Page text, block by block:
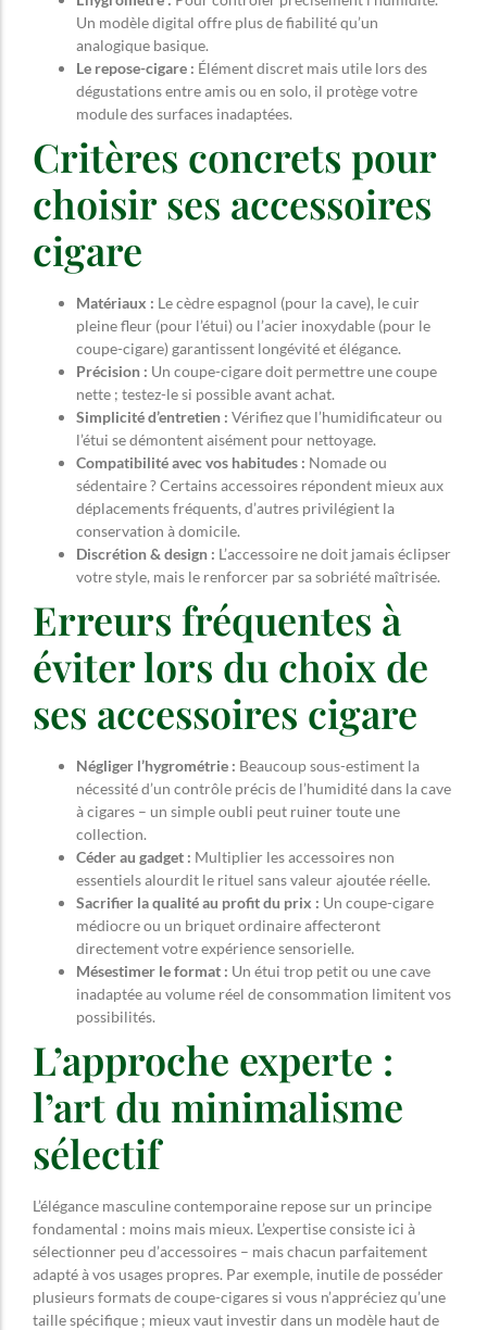
Un modèle digital offre plus de fiabilité qu’un
analogique basique.
Le repose-cigare : Élément discret mais utile lors des
dégustations entre amis ou en solo, il protège votre
module des surfaces inadaptées.
Critères concrets pour
choisir ses accessoires
cigare
Matériaux : Le cèdre espagnol (pour la cave), le cuir
pleine fleur (pour l’étui) ou l’acier inoxydable (pour le
coupe-cigare) garantissent longévité et élégance.
Précision : Un coupe-cigare doit permettre une coupe
nette ; testez-le si possible avant achat.
Simplicité d’entretien : Vérifiez que l’humidificateur ou
l’étui se démontent aisément pour nettoyage.
Compatibilité avec vos habitudes : Nomade ou
sédentaire ? Certains accessoires répondent mieux aux
déplacements fréquents, d’autres privilégient la
conservation à domicile.
Discrétion & design : L’accessoire ne doit jamais éclipser
votre style, mais le renforcer par sa sobriété maîtrisée.
Erreurs fréquentes à
éviter lors du choix de
ses accessoires cigare
Négliger l’hygrométrie : Beaucoup sous-estiment la
nécessité d’un contrôle précis de l’humidité dans la cave
à cigares – un simple oubli peut ruiner toute une
collection.
Céder au gadget : Multiplier les accessoires non
essentiels alourdit le rituel sans valeur ajoutée réelle.
Sacrifier la qualité au profit du prix : Un coupe-cigare
médiocre ou un briquet ordinaire affecteront
directement votre expérience sensorielle.
Mésestimer le format : Un étui trop petit ou une cave
inadaptée au volume réel de consommation limitent vos
possibilités.
L’approche experte :
l’art du minimalisme
sélectif
L’élégance masculine contemporaine repose sur un principe
fondamental : moins mais mieux. L’expertise consiste ici à
sélectionner peu d’accessoires – mais chacun parfaitement
adapté à vos usages propres. Par exemple, inutile de posséder
plusieurs formats de coupe-cigares si vous n’appréciez qu’une
taille spécifique ; mieux vaut investir dans un modèle haut de